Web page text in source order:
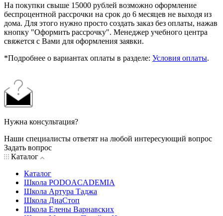
На покупки свыше 15000 рублей возможно оформление
беспроцентной рассрочки на срок до 6 месяцев не выходя из
дома. Для этого нужно просто создать заказ без оплаты, нажав
кнопку "Оформить рассрочку". Менеджер учебного центра
свяжется с Вами для оформления заявки.
*Подробнее о вариантах оплаты в разделе: Условия оплаты.
Нужна консультация?
Наши специалисты ответят на любой интересующий вопрос
Задать вопрос
Каталог
Каталог
Школа PODOACADEMIA
Школа Артура Таджа
Школа ДиаСтоп
Школа Елены Варнавских